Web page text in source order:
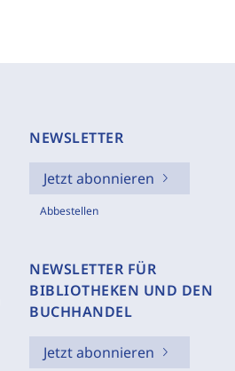
NEWSLETTER
Jetzt abonnieren
Abbestellen
NEWSLETTER FÜR
BIBLIOTHEKEN UND DEN
BUCHHANDEL
Jetzt abonnieren